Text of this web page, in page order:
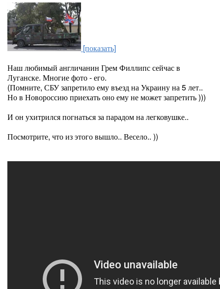
[показать]
Наш любимый англичанин Грем Филлипс сейчас в
Луганске. Многие фото - его.
(Помните, СБУ запретило ему въезд на Украину на 5 лет..
Но в Новороссию приехать оно ему не может запретить )))
И он ухитрился погнаться за парадом на легковушке..
Посмотрите, что из этого вышло.. Весело.. ))